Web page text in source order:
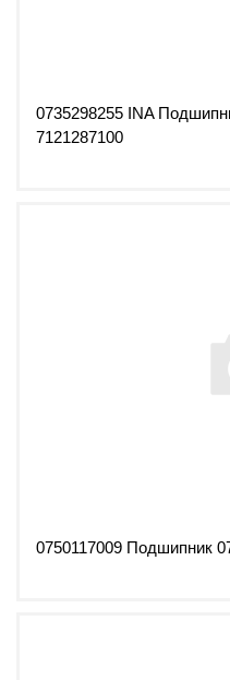
0735298255 INA
7121287100
0750117009 Подшипник